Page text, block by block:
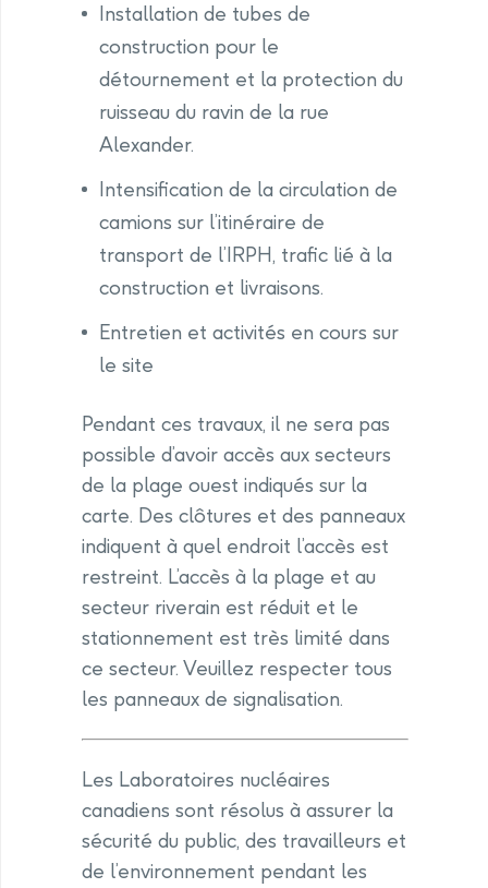
Installation de tubes de
construction pour le
détournement et la protection du
ruisseau du ravin de la rue
Alexander.
Intensification de la circulation de
camions sur l’itinéraire de
transport de l’IRPH, trafic lié à la
construction et livraisons.
Entretien et activités en cours sur
le site
Pendant ces travaux, il ne sera pas
possible d’avoir accès aux secteurs
de la plage ouest indiqués sur la
carte. Des clôtures et des panneaux
indiquent à quel endroit l’accès est
restreint. L’accès à la plage et au
secteur riverain est réduit et le
stationnement est très limité dans
ce secteur. Veuillez respecter tous
les panneaux de signalisation.
Les Laboratoires nucléaires
canadiens sont résolus à assurer la
sécurité du public, des travailleurs et
de l’environnement pendant les